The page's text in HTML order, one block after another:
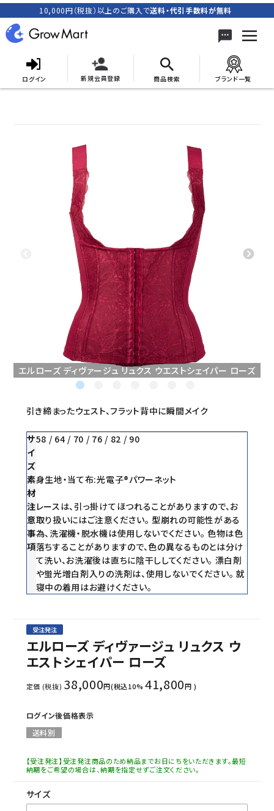
10,000円（税抜）以上のご購入で送料・代引手数料が無料
ログイン 新規会員登録 商品検索 ブランド一覧
ACCOUNT MENU
カテゴリーから探す
セミナー/契約関連
プライバシーポリシー
特定商取引法について
お問い合わせ
エルローズ ディヴァージュ リュクス ウエストシェイパー ローズ
引き締まったウェスト、フラット背中に瞬間メイク
サ
イ
ズ
58 / 64 / 70 / 76 / 82 / 90
素
材
身生地・当て布:光電子®パワーネット
注
意
事
項
レースは、引っ掛けてほつれることがありますので、お
取り扱いにはご注意ください。 型崩れの可能性がある
為、洗濯機・脱水機は使用しないでください。 色物は色
落ちすることがありますので、色の異なるものとは分け
て洗い、お洗濯後は直ちに陰干ししてください。 漂白剤
や蛍光増白剤入りの洗剤は、使用しないでください。 就
寝中の着用はお避けください。
受注発注
エルローズ ディヴァージュ リュクス ウ
エストシェイパー ローズ
定価 (税抜) 38,000円(税込10% 41,800円 )
ログイン後価格表示
送料別
【受注発注】受注発注商品のため納品までお日にちをいただきます。最短
納期をご希望の場合は、納期を指定せずご注文ください。
サイズ